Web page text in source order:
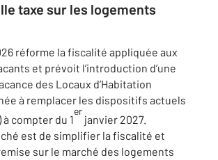
taxe sur les logements
réforme la fiscalité appliquée aux
et prévoit l’introduction d’une
des Locaux d’Habitation
à remplacer les dispositifs actuels
à compter du 1
er
janvier 2027.
est de simplifier la fiscalité et
sur le marché des logements